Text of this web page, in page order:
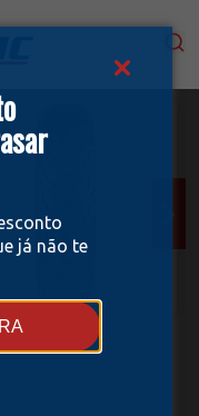
já não te